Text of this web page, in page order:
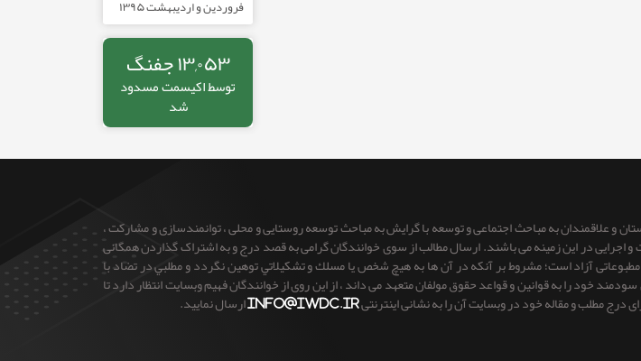
فروردین و اردیبهشت ۱۳۹۵
۱۳,۰۵۳ جفنگ
توسط اکیسمت مسدود
شد
و علاقمندان به مباحث اجتماعی و توسعه با گرایش به مباحث توسعه روستایی و محلی ، توانمندسازی و مشارکت ،
و اجرایی در این زمینه می باشند. ارسال مطالب از سوی خوانندگان گرامی به قصد درج و به اشتراک گذاردن همگانی
آزاد است؛ مشروط بر آنكه در آن ها به هيچ شخص يا مسلك و تشكيلاتي توهين نگردد و مطلبي در تضاد با
خود را به قوانین و قواعد حقوق مولفان متعهد می داند ، از این روی از خوانندگان فهیم وبسایت انتظار دارد تا
درج مطلب و مقاله خود در وبسایت آن را به نشانی اینترنتیinfo@iwdc.irارسال نمایید.